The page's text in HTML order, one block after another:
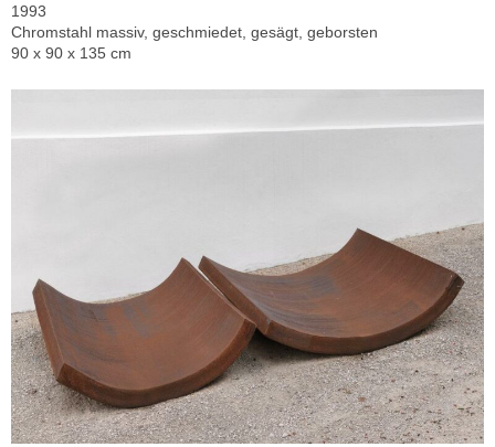
1993
Chromstahl massiv, geschmiedet, gesägt, geborsten
90 x 90 x 135 cm